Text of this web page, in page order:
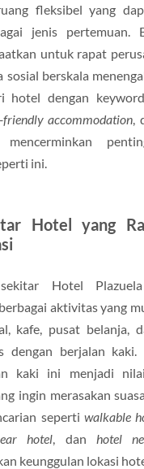
fleksibel yang
jenis pertemuan.
untuk rapat
sosial berskala
hotel dengan keyword
friendly accommodation
ini.
Hotel yang
sekitar Hotel
aktivitas yang
kafe, pusat belanja,
dengan berjalan kaki.
kaki ini menjadi
ingin merasakan
seperti walkable
hotel , dan hotel
keunggulan lokasi